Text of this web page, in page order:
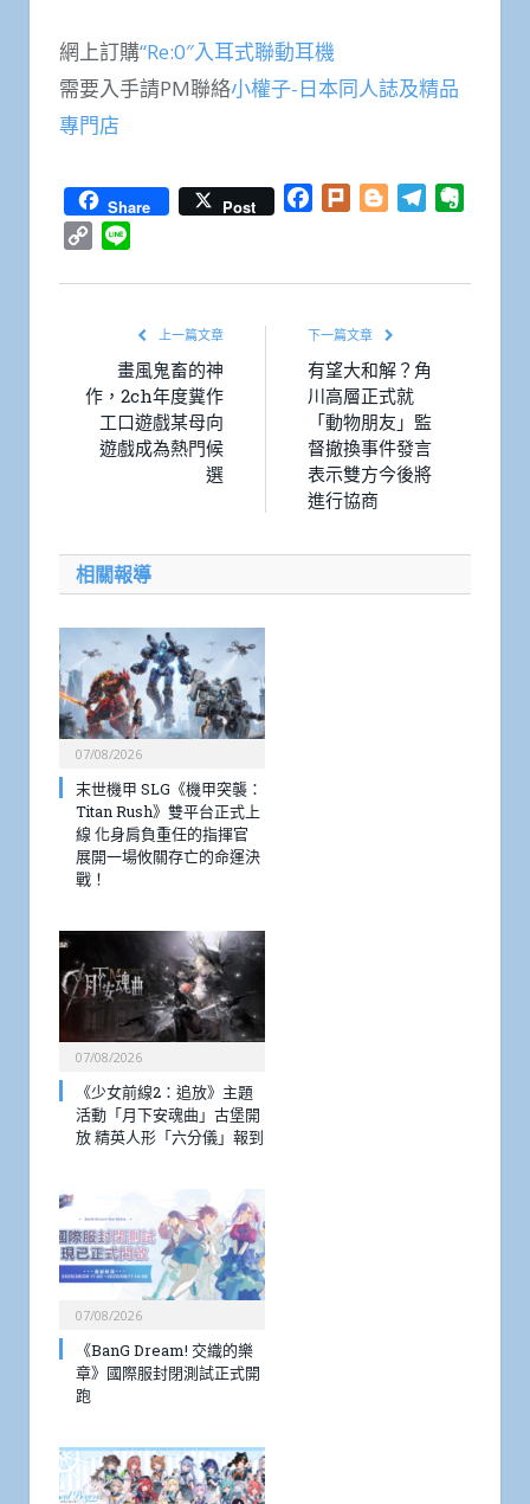
網上訂購“Re:0″入耳式聯動耳機
需要入手請PM聯絡小權子-日本同人誌及精品
專門店
Share Post Facebook
Plurk BloggerTelegram
Copy
上一篇文章
畫風鬼畜的神
作，2ch年度糞作
工口遊戲某母向
遊戲成為熱門候
選
下一篇文章
有望大和解？角
川高層正式就
「動物朋友」監
督撤換事件發言
表示雙方今後將
進行協商
相關報導
07/08/2026
末世機甲 SLG《機甲突襲：
Titan Rush》雙平台正式上
線 化身肩負重任的指揮官
展開一場攸關存亡的命運決
戰！
07/08/2026
《少女前線2：追放》主題
活動「月下安魂曲」古堡開
放 精英人形「六分儀」報到
07/08/2026
《BanG Dream! 交織的樂
章》國際服封閉測試正式開
跑